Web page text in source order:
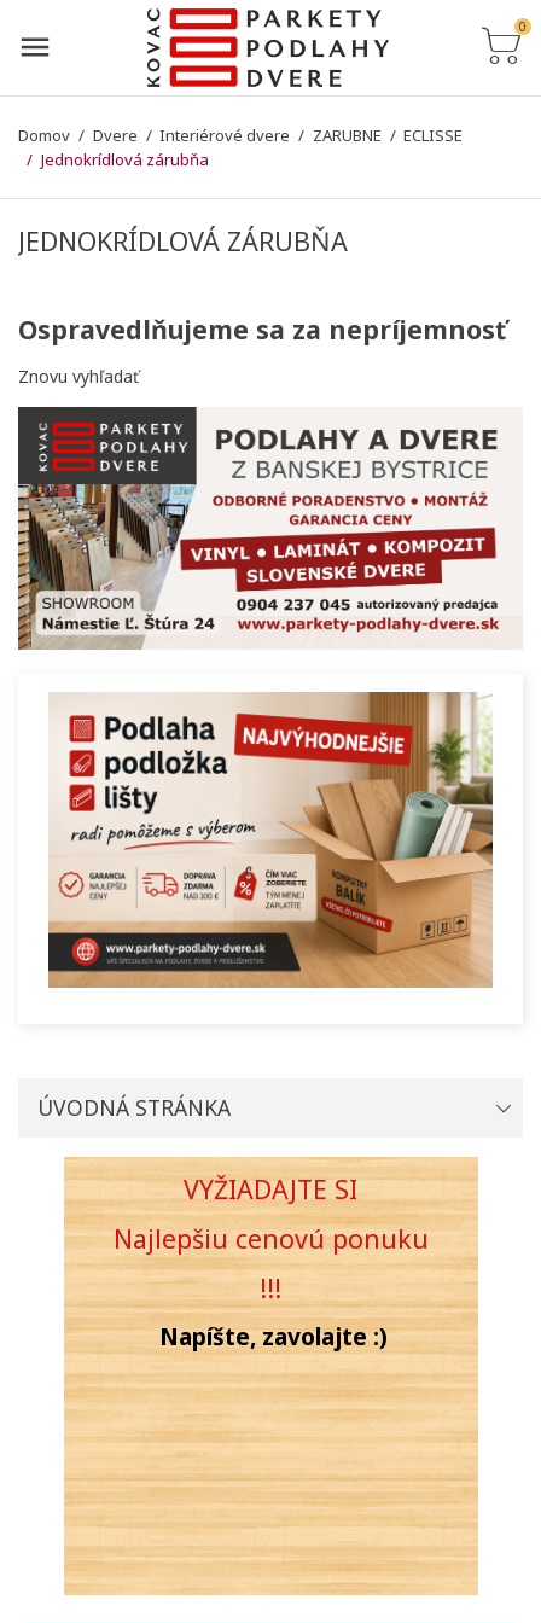
0
Domov Dvere Interiérové dvere ZARUBNE
ECLISSE
Jednokrídlová zárubňa
JEDNOKRÍDLOVÁ ZÁRUBŇA
ÚVODNÁ STRÁNKA
VYŽIADAJTE SI
Najlepšiu cenovúponuku
!!!
Napíšte, zavolajte :)
Ospravedlňujeme sa za nepríjemnosť
Znovu vyhľadať